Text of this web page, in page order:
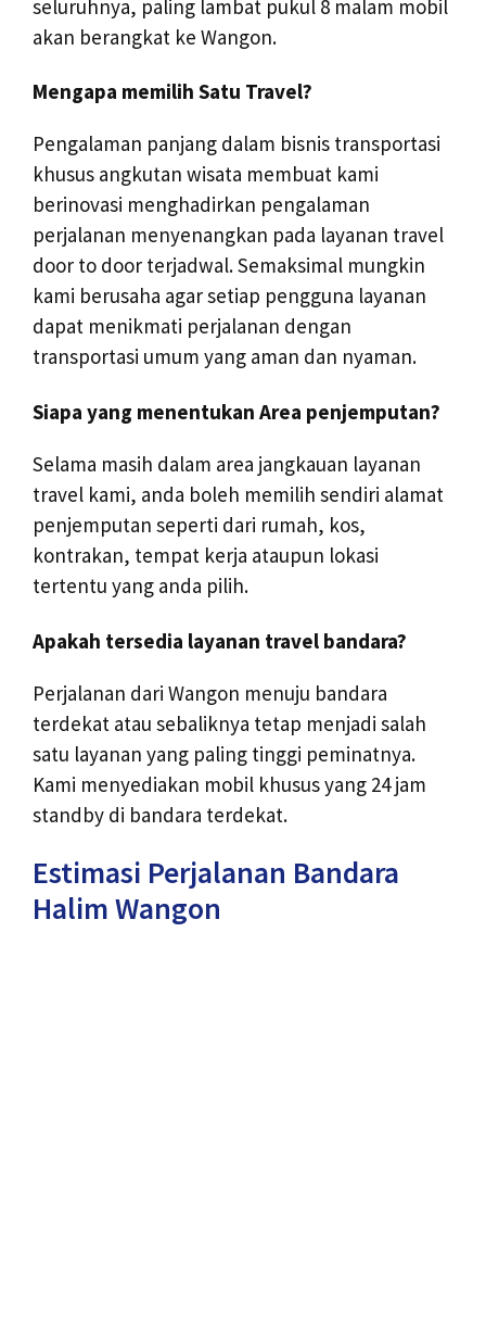
seluruhnya, paling lambat pukul 8 malam mobil
akan berangkat ke Wangon.
Mengapa memilih Satu Travel?
Pengalaman panjang dalam bisnis transportasi
khusus angkutan wisata membuat kami
berinovasi menghadirkan pengalaman
perjalanan menyenangkan pada layanan travel
door to door terjadwal. Semaksimal mungkin
kami berusaha agar setiap pengguna layanan
dapat menikmati perjalanan dengan
transportasi umum yang aman dan nyaman.
Siapa yang menentukan Area penjemputan?
Selama masih dalam area jangkauan layanan
travel kami, anda boleh memilih sendiri alamat
penjemputan seperti dari rumah, kos,
kontrakan, tempat kerja ataupun lokasi
tertentu yang anda pilih.
Apakah tersedia layanan travel bandara?
Perjalanan dari Wangon menuju bandara
terdekat atau sebaliknya tetap menjadi salah
satu layanan yang paling tinggi peminatnya.
Kami menyediakan mobil khusus yang 24 jam
standby di bandara terdekat.
Estimasi Perjalanan Bandara
Halim Wangon